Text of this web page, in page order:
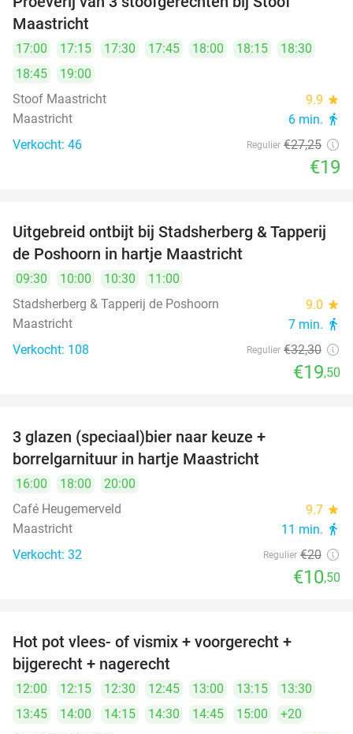
Maastricht
17:00 17:15 17:30 17:45 18:00 18:15
18:30
18:45
19:00
Stoof Maastricht
9.9 star
Maastricht 6 min. directions_walk
Verkocht: 46 Regulier €27,25
€19
40%
Uitgebreid ontbijt bij Stadsherberg & Tapperij
de Poshoorn in hartje Maastricht
09:30 10:00 10:30
11:00
Stadsherberg & Tapperij de Poshoorn
9.0 star
Maastricht 7 min. directions_walk
Verkocht: 108 Regulier €32,30
€19,50
3 glazen (speciaal)bier naar keuze +
borrelgarnituur in hartje Maastricht
16:00 18:00
20:00
Café Heugemerveld
9.7 star
Maastricht 11 min. directions_walk
Verkocht: 32 Regulier €20
€10,50
Hot pot vlees- of vismix + voorgerecht +
bijgerecht + nagerecht
12:00 12:15 12:30 12:45 13:00 13:15
13:30
13:45
14:00 14:15 14:30 14:45 15:00
+20